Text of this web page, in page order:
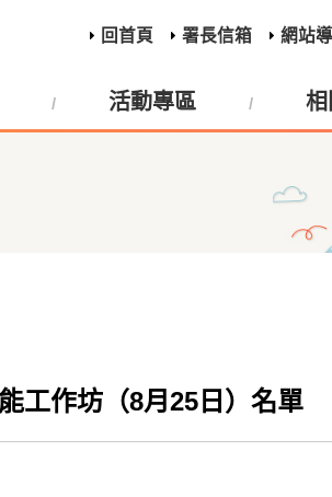
回首頁
署長信箱 網站
活動專區
工作坊（8月25日）名單